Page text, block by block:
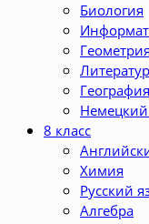
Биология
Геометрия
География
8 класс
Химия
Русский
Алгебра